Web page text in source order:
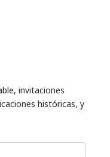
invitaciones
históricas, y